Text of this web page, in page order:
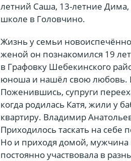
летний Саша, 13-летние
школе в Головчино.
Жизнь у семьи
женой он познакомился 19
в Графовку Шебекинского
юноша и нашёл свою любовь.
Поженившись, супруги
когда родилась Катя, жили у
квартиру. Владимир
Приходилось таскать на себе
Но и приходя домой, мужчина
постоянно участвовала в